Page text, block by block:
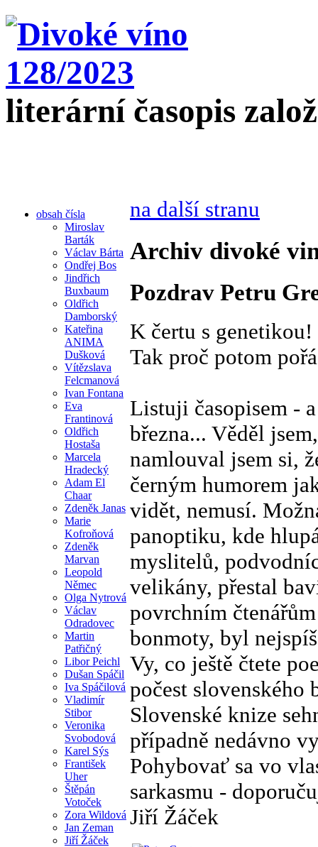
literární časopis
obsah čísla
Miroslav
Barták
Václav Bárta
Ondřej Bos
Jindřich
Buxbaum
Oldřich
Damborský
Kateřina
ANIMA
Dušková
Vítězslava
Felcmanová
Ivan Fontana
Eva
Frantinová
Oldřich
Hostaša
Marcela
Hradecký
Adam El
Chaar
Zdeněk Janas
Marie
Kofroňová
Zdeněk
Marvan
Leopold
Němec
Olga Nytrová
Václav
Odradovec
Martin
Patřičný
Libor Peichl
Dušan Spáčil
Iva Spáčilová
Vladimír
Stibor
Veronika
Svobodová
Karel Sýs
František
Uher
Štěpán
Votoček
Zora Wildová
Jan Zeman
Jiří Žáček
na další stranu
Archiv divoké
Pozdrav Petru
K čertu s
Tak proč potom
Listuji časopisem -
března... Věděl
namlouval jsem si,
černým humorem
vidět, nemusí.
panoptiku, kde
myslitelů,
velikány, přestal
povrchním
bonmoty, byl
Vy, co ještě čtete
počest slovenského
Slovenské knize
případně nedávno
Pohybovať sa vo
sarkasmu -
Jiří Žáček